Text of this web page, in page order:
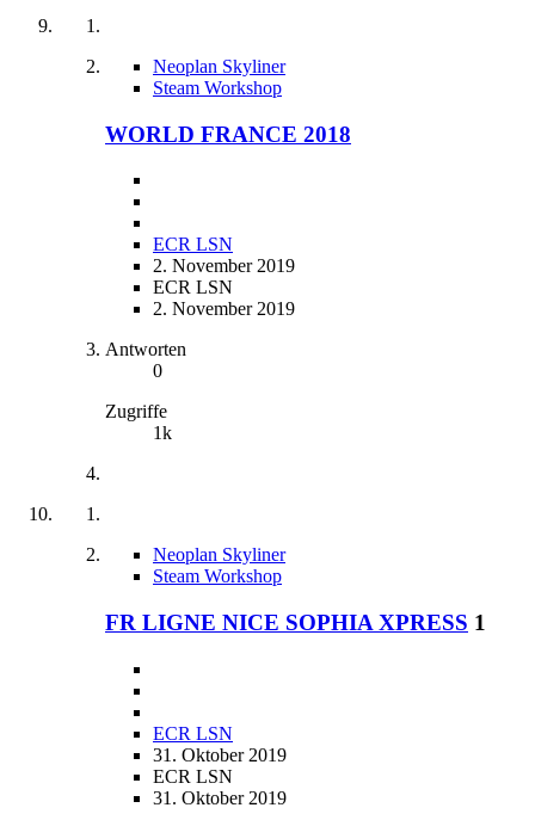
Neoplan Skyliner
Steam Workshop
WORLD FRANCE 2018
ECR LSN
2. November 2019
ECR LSN
2. November 2019
Antworten
0
Zugriffe
1k
Neoplan Skyliner
Steam Workshop
FR LIGNE NICE SOPHIA XPRESS 1
ECR LSN
31. Oktober 2019
ECR LSN
31. Oktober 2019